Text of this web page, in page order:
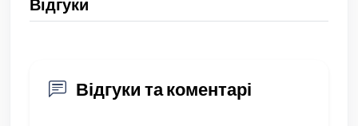
Відгуки
Відгуки та коментарі